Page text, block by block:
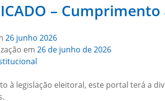
–
26 junho 2026
em 26 de junho de 2026
à legislação eleitoral, este portal terá a